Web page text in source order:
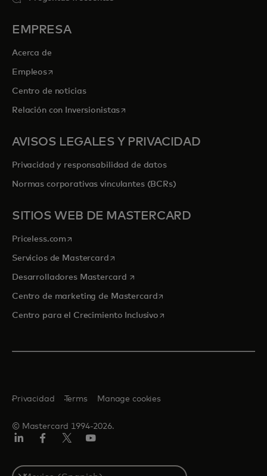
EMPRESA
Acerca de
Empleosse abre en una pestaña nueva
Centro de noticias
Relación con Inversionistasse abre en una pestaña nueva
AVISOS LEGALES Y PRIVACIDAD
Privacidad y responsabilidad de datos
Normas corporativas vinculantes (BCRs)
SITIOS WEB DE MASTERCARD
Priceless.com se abre en una pestaña nueva
Servicios de Mastercardse abre en una pestaña nueva
Desarrolladores Mastercard se abre en una pestaña nueva
Centro de marketing de Mastercardse abre en una pestaña
Centro para el Crecimiento Inclusivose abre en una pestaña
© Mastercard 1994-2026.
Privacidad Terms Manage cookies
Select